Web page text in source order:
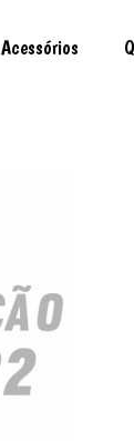
Acessórios